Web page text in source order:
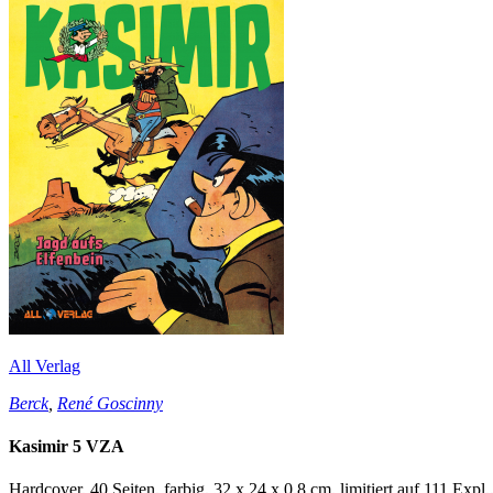
All Verlag
Berck, René Goscinny
Kasimir 5 VZA